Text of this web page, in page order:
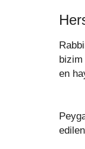
en
edilen